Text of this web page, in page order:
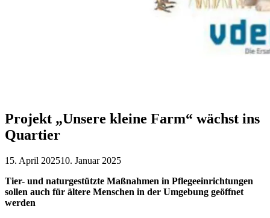
Projekt „Unsere kleine Farm“ wächst ins
Quartier
15. April 202510. Januar 2025
Tier- und naturgestützte Maßnahmen in Pflegeeinrichtungen
sollen auch für ältere Menschen in der Umgebung geöffnet
werden